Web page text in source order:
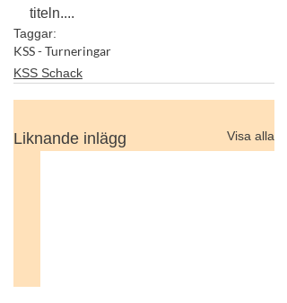
titeln....
Taggar:
KSS - Turneringar
KSS Schack
Liknande inlägg Visa alla